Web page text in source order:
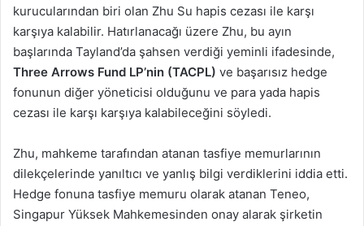
kurucularından biri olan Zhu Su hapis cezası ile karşı
karşıya kalabilir. Hatırlanacağı üzere Zhu, bu ayın
başlarında Tayland’da şahsen verdiği yeminli ifadesinde,
Three Arrows Fund LP’nin (TACPL) ve başarısız hedge
fonunun diğer yöneticisi olduğunu ve para yada hapis
cezası ile karşı karşıya kalabileceğini söyledi.
Zhu, mahkeme tarafından atanan tasfiye memurlarının
dilekçelerinde yanıltıcı ve yanlış bilgi verdiklerini iddia etti.
Hedge fonuna tasfiye memuru olarak atanan Teneo,
Singapur Yüksek Mahkemesinden onay alarak şirketin